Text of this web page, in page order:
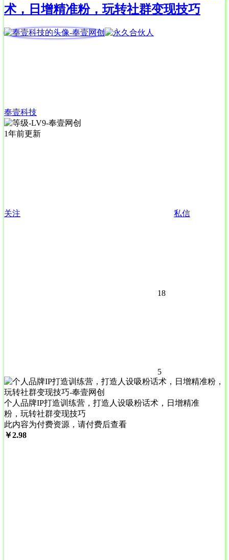
术，日增精准粉，玩转社群变现技巧
奉壹科技
1年前更新
关注 私信
18
5
个人品牌IP打造训练营，打造人设吸粉话术，日增精准
粉，玩转社群变现技巧
此内容为付费资源，请付费后查看
￥2.98